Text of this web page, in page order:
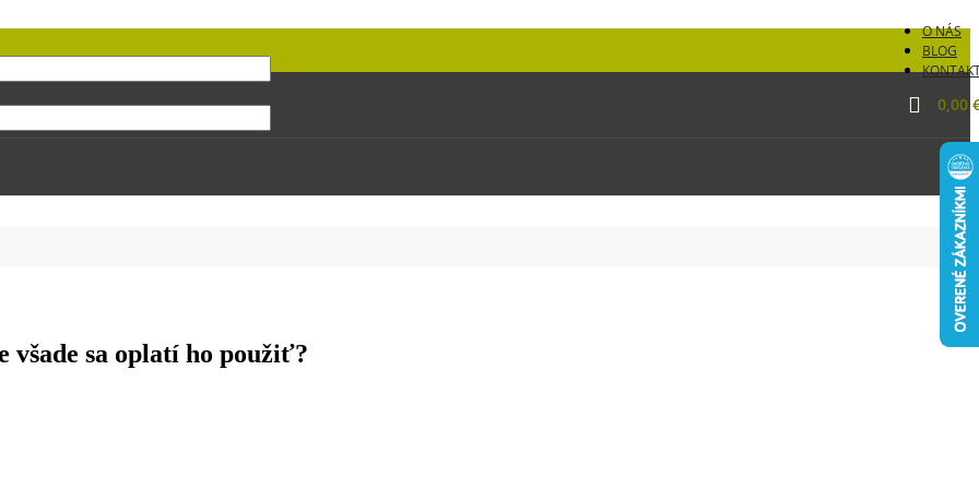
O NÁS
BLOG
0,00
sa oplatí ho použiť?